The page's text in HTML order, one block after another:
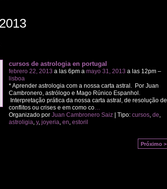
cursos de astrologia en portugal
febrero 22, 2013 a las 6pm a mayo 31, 2013 a las 12pm –
lisboa
* Aprender astrologia com a nossa carta astral. Por Juan
Cambronero, astrólogo e Mago Rúnico Espanhol.
Interpretação prática da nossa carta astral, de resolução de
conflitos ou crises e em como co…
Organizado por Juan Cambronero Saiz| Tipo: cursos, de
astroligia y, joyeria en estoril
Próximo >